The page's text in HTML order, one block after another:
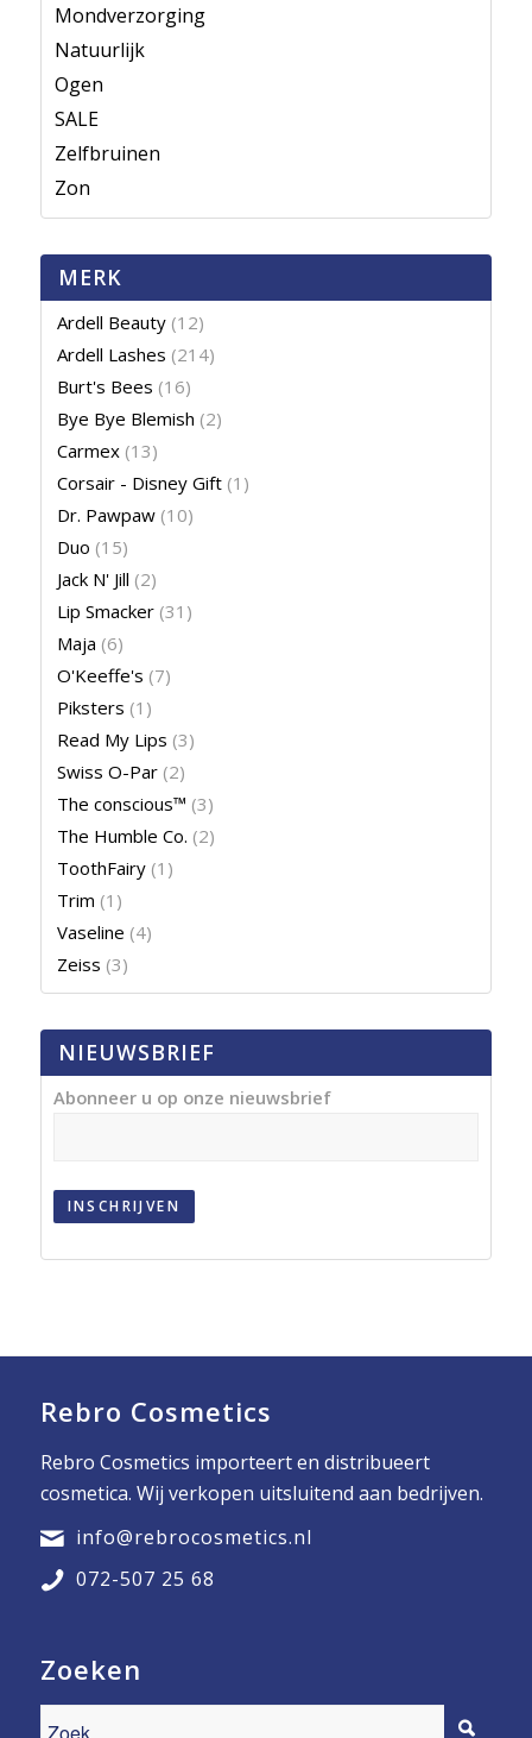
Mondverzorging
Natuurlijk
Ogen
SALE
Zelfbruinen
Zon
MERK
Ardell Beauty (12)
Ardell Lashes (214)
Burt's Bees (16)
Bye Bye Blemish (2)
Carmex (13)
Corsair - Disney Gift (1)
Dr. Pawpaw (10)
Duo (15)
Jack N' Jill (2)
Lip Smacker (31)
Maja (6)
O'Keeffe's (7)
Piksters (1)
Read My Lips (3)
Swiss O-Par (2)
The conscious™ (3)
The Humble Co. (2)
ToothFairy (1)
Trim (1)
Vaseline (4)
Zeiss (3)
NIEUWSBRIEF
Abonneer u op onze nieuwsbrief
INSCHRIJVEN
Rebro Cosmetics
Rebro Cosmetics importeert en distribueert
cosmetica. Wij verkopen uitsluitend aan bedrijven.
info@rebrocosmetics.nl
072-507 25 68
Zoeken